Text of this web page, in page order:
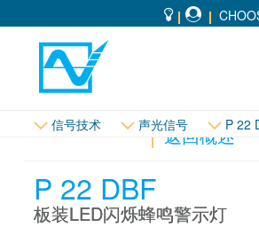
信号技术 声光信号 P 22
返回概述
P 22 DBF
板装LED闪烁蜂鸣警示灯